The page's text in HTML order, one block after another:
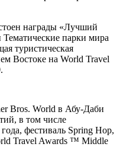
награды «Лучший
парки мира
туристическая
Востоке на World Travel
Bros. World в Абу-Даби
в том числе
фестиваль Spring Hop,
Travel Awards ™ Middle